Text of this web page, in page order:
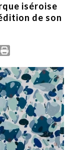
iséroise
de son